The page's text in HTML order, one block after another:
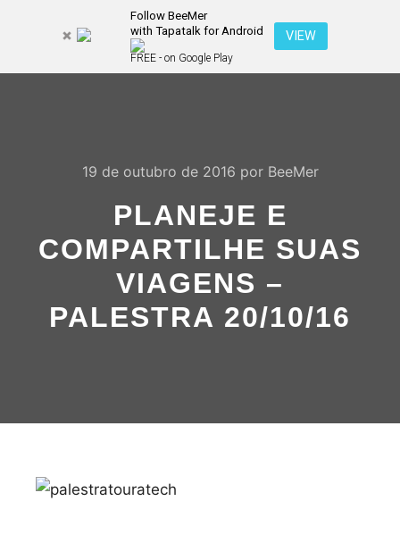
Follow BeeMer
with Tapatalk for Android
FREE - on Google Play
VIEW
19 de outubro de 2016 por BeeMer
PLANEJE E
COMPARTILHE SUAS
VIAGENS –
PALESTRA 20/10/16